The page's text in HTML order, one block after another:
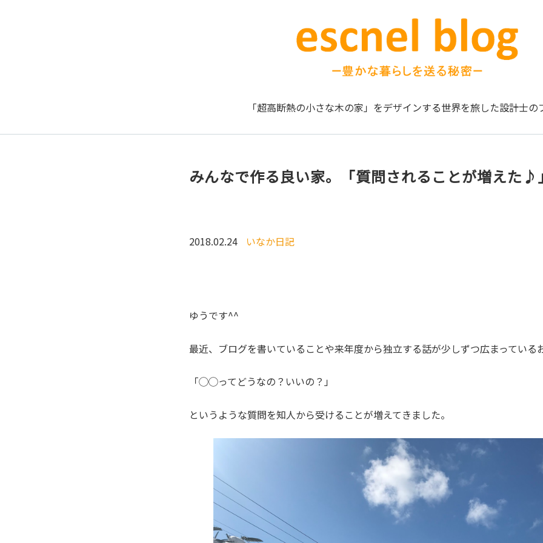
「超高断熱の小さな木の家」をデザインする世界を旅した設計士の
みんなで作る良い家。「質問されることが増えた♪
2018.02.24 いなか日記
ゆうです^^
最近、ブログを書いていることや来年度から独立する話が少しずつ広まっている
「◯◯ってどうなの？いいの？」
というような質問を知人から受けることが増えてきました。